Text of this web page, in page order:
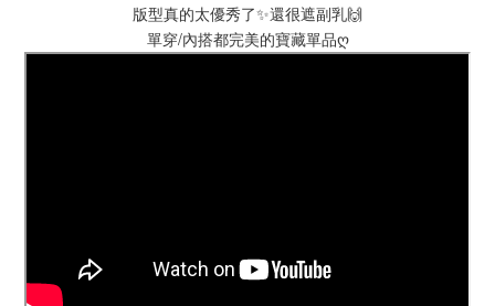
版型真的太優秀了✨還很遮副乳🙌
單穿/內搭都完美的寶藏單品ღ